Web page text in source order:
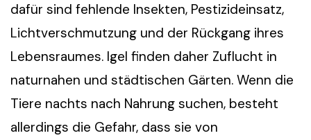
dafür sind fehlende Insekten, Pestizideinsatz,
Lichtverschmutzung und der Rückgang ihres
Lebensraumes. Igel finden daher Zuflucht in
naturnahen und städtischen Gärten. Wenn die
Tiere nachts nach Nahrung suchen, besteht
allerdings die Gefahr, dass sie von